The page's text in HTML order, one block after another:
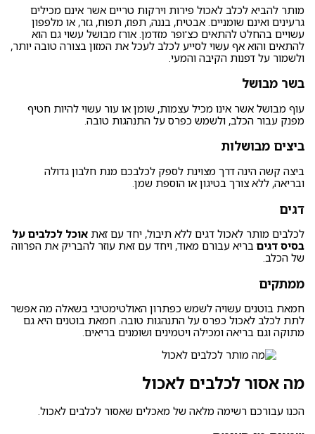
מותר להביא לכלב לאכול פירות וירקות טריים אשר אינם מכילים
גרעינים ואינם שומניים. אבטיח, בננה, תפוז, תפוח, גזר, או מלפפון
עשויים בהחלט להתאים כצ'ופר מזדמן. אורז מבושל עשוי גם הוא
להתאים והוא אף עשוי לסייע לכלב לעכל את המזון בצורה טובה יותר,
ולשמור על דפנות הקיבה והמעי.
בשר מבושל
עוף מבושל אשר אינו מכיל עצמות, שומן או עור עשוי להיות חטיף
מפנק עבור הכלב, ולשמש כפרס על התנהגות טובה.
ביצים מבושלות
ביצה קשה הינה דרך מצוינת לספק לכלבכם מנת חלבון גדולה
ובריאה, ללא צורך בטיגון או הוספת שמן.
דגים
לכלבים מותר לאכול דגים ללא תיבול, יחד עם זאת אוכל לכלבים על
בסיס דגים בריא עבורם מאוד, ויחד עם זאת עוזר להבריק את הפרווה
של הכלב.
ממתקים
חמאת בוטנים עשויה לשמש כפתרון האולטימטיבי בשאלה מה אפשר
לתת לכלב לאכול כפרס על התנהגות טובה. חמאת בוטנים היא גם
מתוקה וגם בריאה ומכילה ויטמינים ושומנים בריאים.
מה אסור לכלבים לאכול
הכנו עבורכם רשימה מלאה של מאכלים שאסור לכלבים לאכול